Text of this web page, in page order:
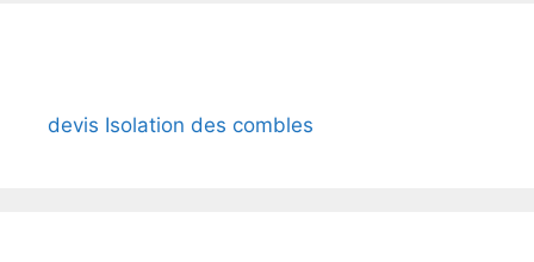
devis Isolation des combles